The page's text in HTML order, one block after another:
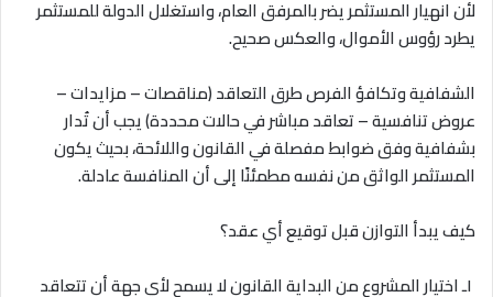
لأن انهيار المستثمر يضر بالمرفق العام، واستغلال الدولة للمستثمر
يطرد رؤوس الأموال، والعكس صحيح.
الشفافية وتكافؤ الفرص طرق التعاقد (مناقصات – مزايدات –
عروض تنافسية – تعاقد مباشر في حالات محددة) يجب أن تُدار
بشفافية وفق ضوابط مفصلة في القانون واللائحة، بحيث يكون
المستثمر الواثق من نفسه مطمئنًا إلى أن المنافسة عادلة.
كيف يبدأ التوازن قبل توقيع أي عقد؟
١ـ اختيار المشروع من البداية القانون لا يسمح لأي جهة أن تتعاقد